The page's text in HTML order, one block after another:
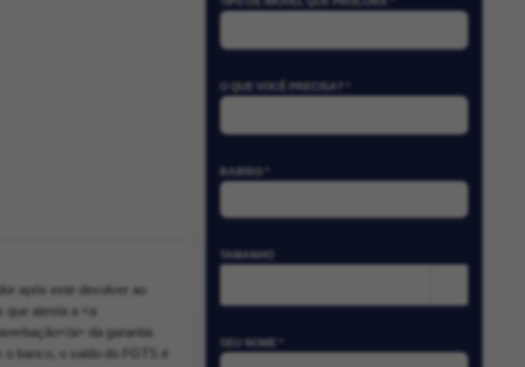
após este devolver ao
que atesta a <a
a> da garantia
banco, o saldo do FGTS é
O QUE VOCÊ PRECISA? *
BAIRRO *
TAMANHO
SEU NOME *